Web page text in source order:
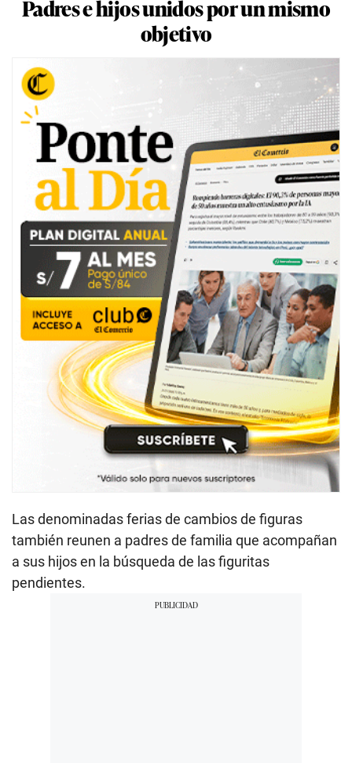
Padres e hijos unidos por un mismo
objetivo
Las denominadas ferias de cambios de figuras
también reunen a padres de familia que acompañan
a sus hijos en la búsqueda de las figuritas
pendientes.